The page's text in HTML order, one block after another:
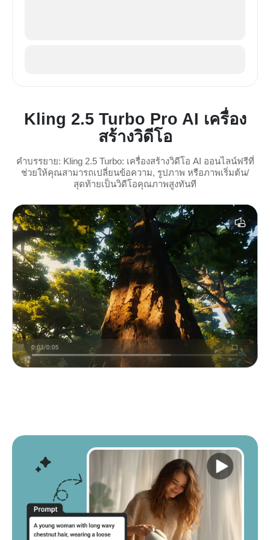
Kling 2.5 Turbo Pro AI เครื่อง
สร้างวิดีโอ
คำบรรยาย: Kling 2.5 Turbo: เครื่องสร้างวิดีโอ AI ออนไลน์ฟรีที่
ช่วยให้คุณสามารถเปลี่ยนข้อความ, รูปภาพ หรือภาพเริ่มต้น/
สุดท้ายเป็นวิดีโอคุณภาพสูงทันที